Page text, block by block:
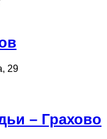
29
– Грахово